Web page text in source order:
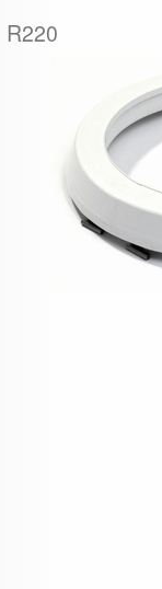
R220